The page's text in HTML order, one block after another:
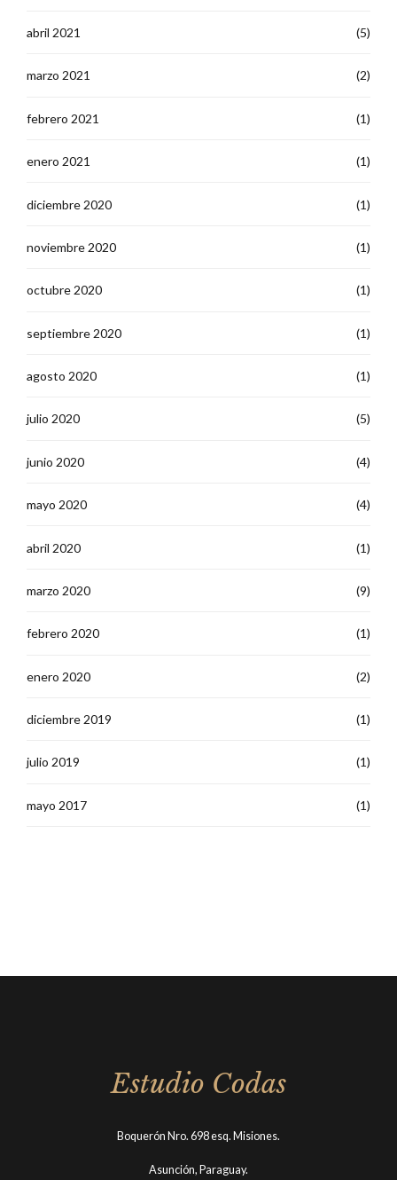
abril 2021 (5)
marzo 2021 (2)
febrero 2021 (1)
enero 2021 (1)
diciembre 2020 (1)
noviembre 2020 (1)
octubre 2020 (1)
septiembre 2020 (1)
agosto 2020 (1)
julio 2020 (5)
junio 2020 (4)
mayo 2020 (4)
abril 2020 (1)
marzo 2020 (9)
febrero 2020 (1)
enero 2020 (2)
diciembre 2019 (1)
julio 2019 (1)
mayo 2017 (1)
Estudio Codas
Boquerón Nro. 698 esq. Misiones.
Asunción, Paraguay.